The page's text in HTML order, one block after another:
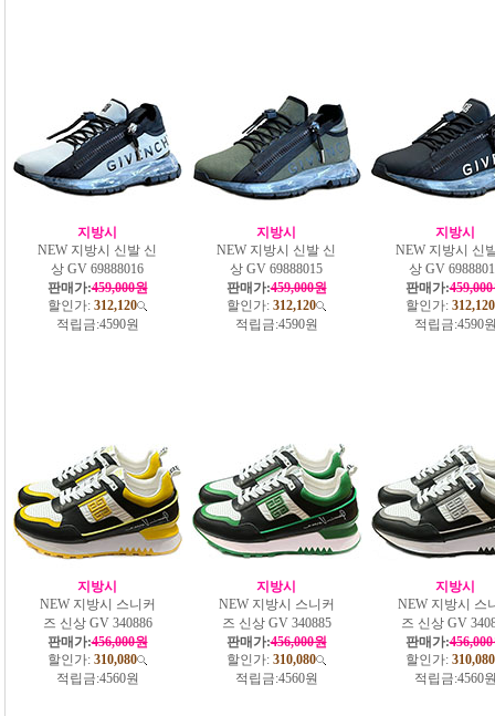
지방시
NEW 지방시 신발 신
상 GV 69888016
판매가:459,000원
할인가: 312,120
적립금:4590원
지방시
NEW 지방시 신발 신
상 GV 69888015
판매가:459,000원
할인가: 312,120
적립금:4590원
지방시
NEW 지방시 신
상 GV
판매가:
할인가: 312,120
적립금:4590
지방시
NEW 지방시 스니커
즈 신상 GV 340886
판매가:456,000원
할인가: 310,080
적립금:4560원
지방시
NEW 지방시 스니커
즈 신상 GV 340885
판매가:456,000원
할인가: 310,080
적립금:4560원
지방시
NEW 지방시 스
즈 신상 GV
판매가:
할인가: 310,080
적립금:4560